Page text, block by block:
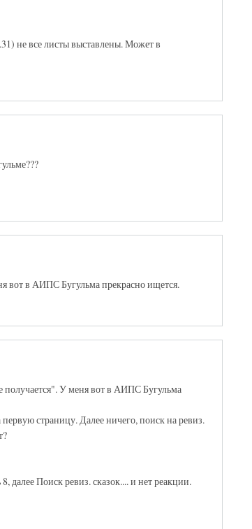
не все листы выставлены. Может в
вот в АИПС Бугульма прекрасно ищется.
получается". У меня вот в АИПС Бугульма
страницу. Далее ничего, поиск на ревиз.
далее Поиск ревиз. сказок.... и нет реакции.